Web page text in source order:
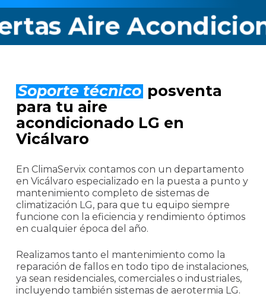
Aire Acondicionado
Soporte técnico posventa
para tu aire
acondicionado LG en
Vicálvaro
En ClimaServix contamos con un departamento
en Vicálvaro especializado en la puesta a punto y
mantenimiento completo de sistemas de
climatización LG, para que tu equipo siempre
funcione con la eficiencia y rendimiento óptimos
en cualquier época del año.
Realizamos tanto el mantenimiento como la
reparación de fallos en todo tipo de instalaciones,
ya sean residenciales, comerciales o industriales,
incluyendo también sistemas de aerotermia LG.